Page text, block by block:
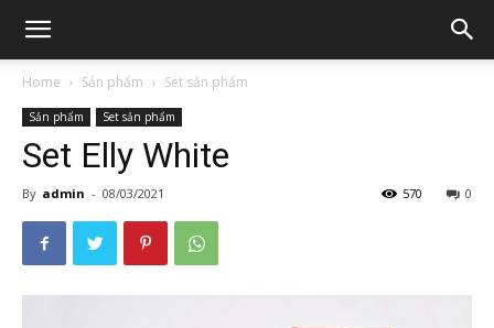
Home Sản phẩm Set sản phẩm
Sản phẩm Set sản phẩm
Set Elly White
By admin - 08/03/2021 0
570